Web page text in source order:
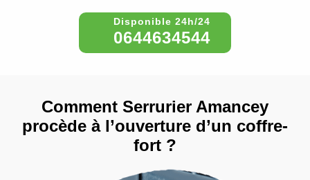
0644634544
Comment Serrurier Amancey
procède à l’ouverture d’un coffre-
fort ?